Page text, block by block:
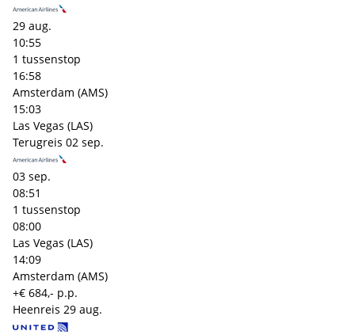
29 aug.
10:55
1 tussenstop
16:58
Amsterdam (AMS)
15:03
Las Vegas (LAS)
Terugreis 02 sep.
03 sep.
08:51
1 tussenstop
08:00
Las Vegas (LAS)
14:09
Amsterdam (AMS)
+€ 684,- p.p.
Heenreis 29 aug.